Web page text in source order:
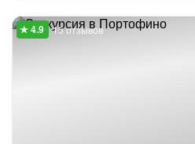
15 отзывов